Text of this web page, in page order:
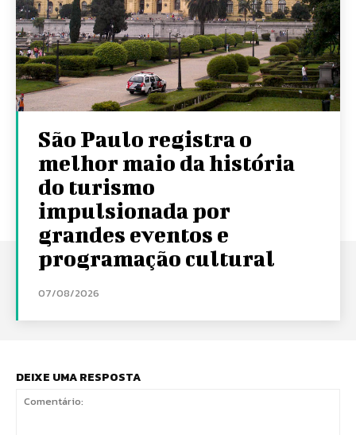
São Paulo registra o
melhor maio da história
do turismo
impulsionada por
grandes eventos e
programação cultural
07/08/2026
DEIXE UMA RESPOSTA